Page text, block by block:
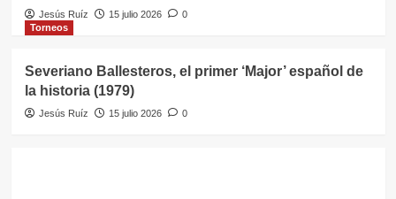
Jesús Ruíz 15 julio 2026
0
Torneos
Severiano Ballesteros, el primer ‘Major’ español de
la historia (1979)
Jesús Ruíz 15 julio 2026 0